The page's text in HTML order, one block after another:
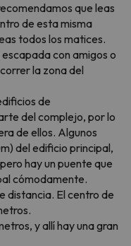
que leas
de esta misma
todos los matices.
con amigos o
la zona del
de
del complejo, por lo
de ellos. Algunos
) del edificio principal,
hay un puente que
cómodamente.
distancia. El centro de
y allí hay una gran